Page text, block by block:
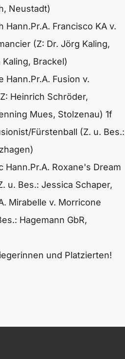
Neustadt)
Hann.Pr.A. Francisco KA v.
(Z: Dr. Jörg Kaling,
Brackel)
Hann.Pr.A. Fusion v.
Heinrich Schröder,
Mues, Stolzenau) 1f
/Fürstenball (Z. u. Bes.:
Hann.Pr.A. Roxane's Dream
u. Bes.: Jessica Schaper,
Mirabelle v. Morricone
Hagemann GbR,
und Platzierten!